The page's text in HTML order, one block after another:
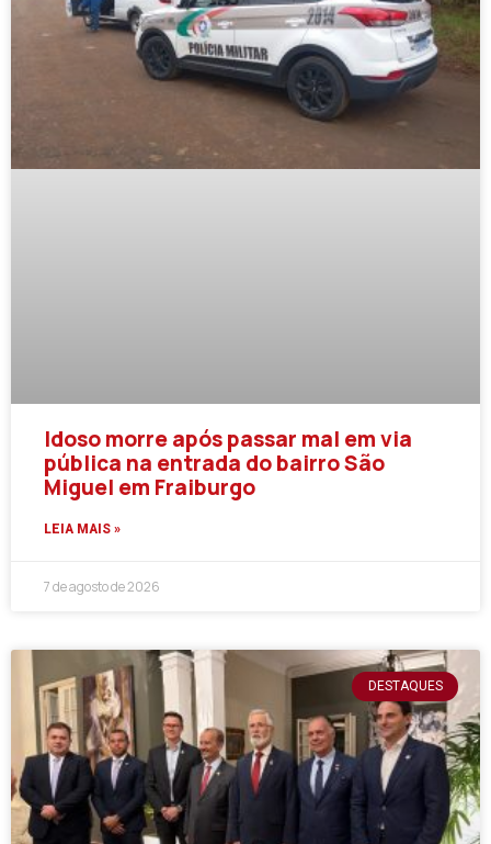
Idoso morre após passar mal em via
pública na entrada do bairro São
Miguel em Fraiburgo
LEIA MAIS »
7 de agosto de 2026
DESTAQUES